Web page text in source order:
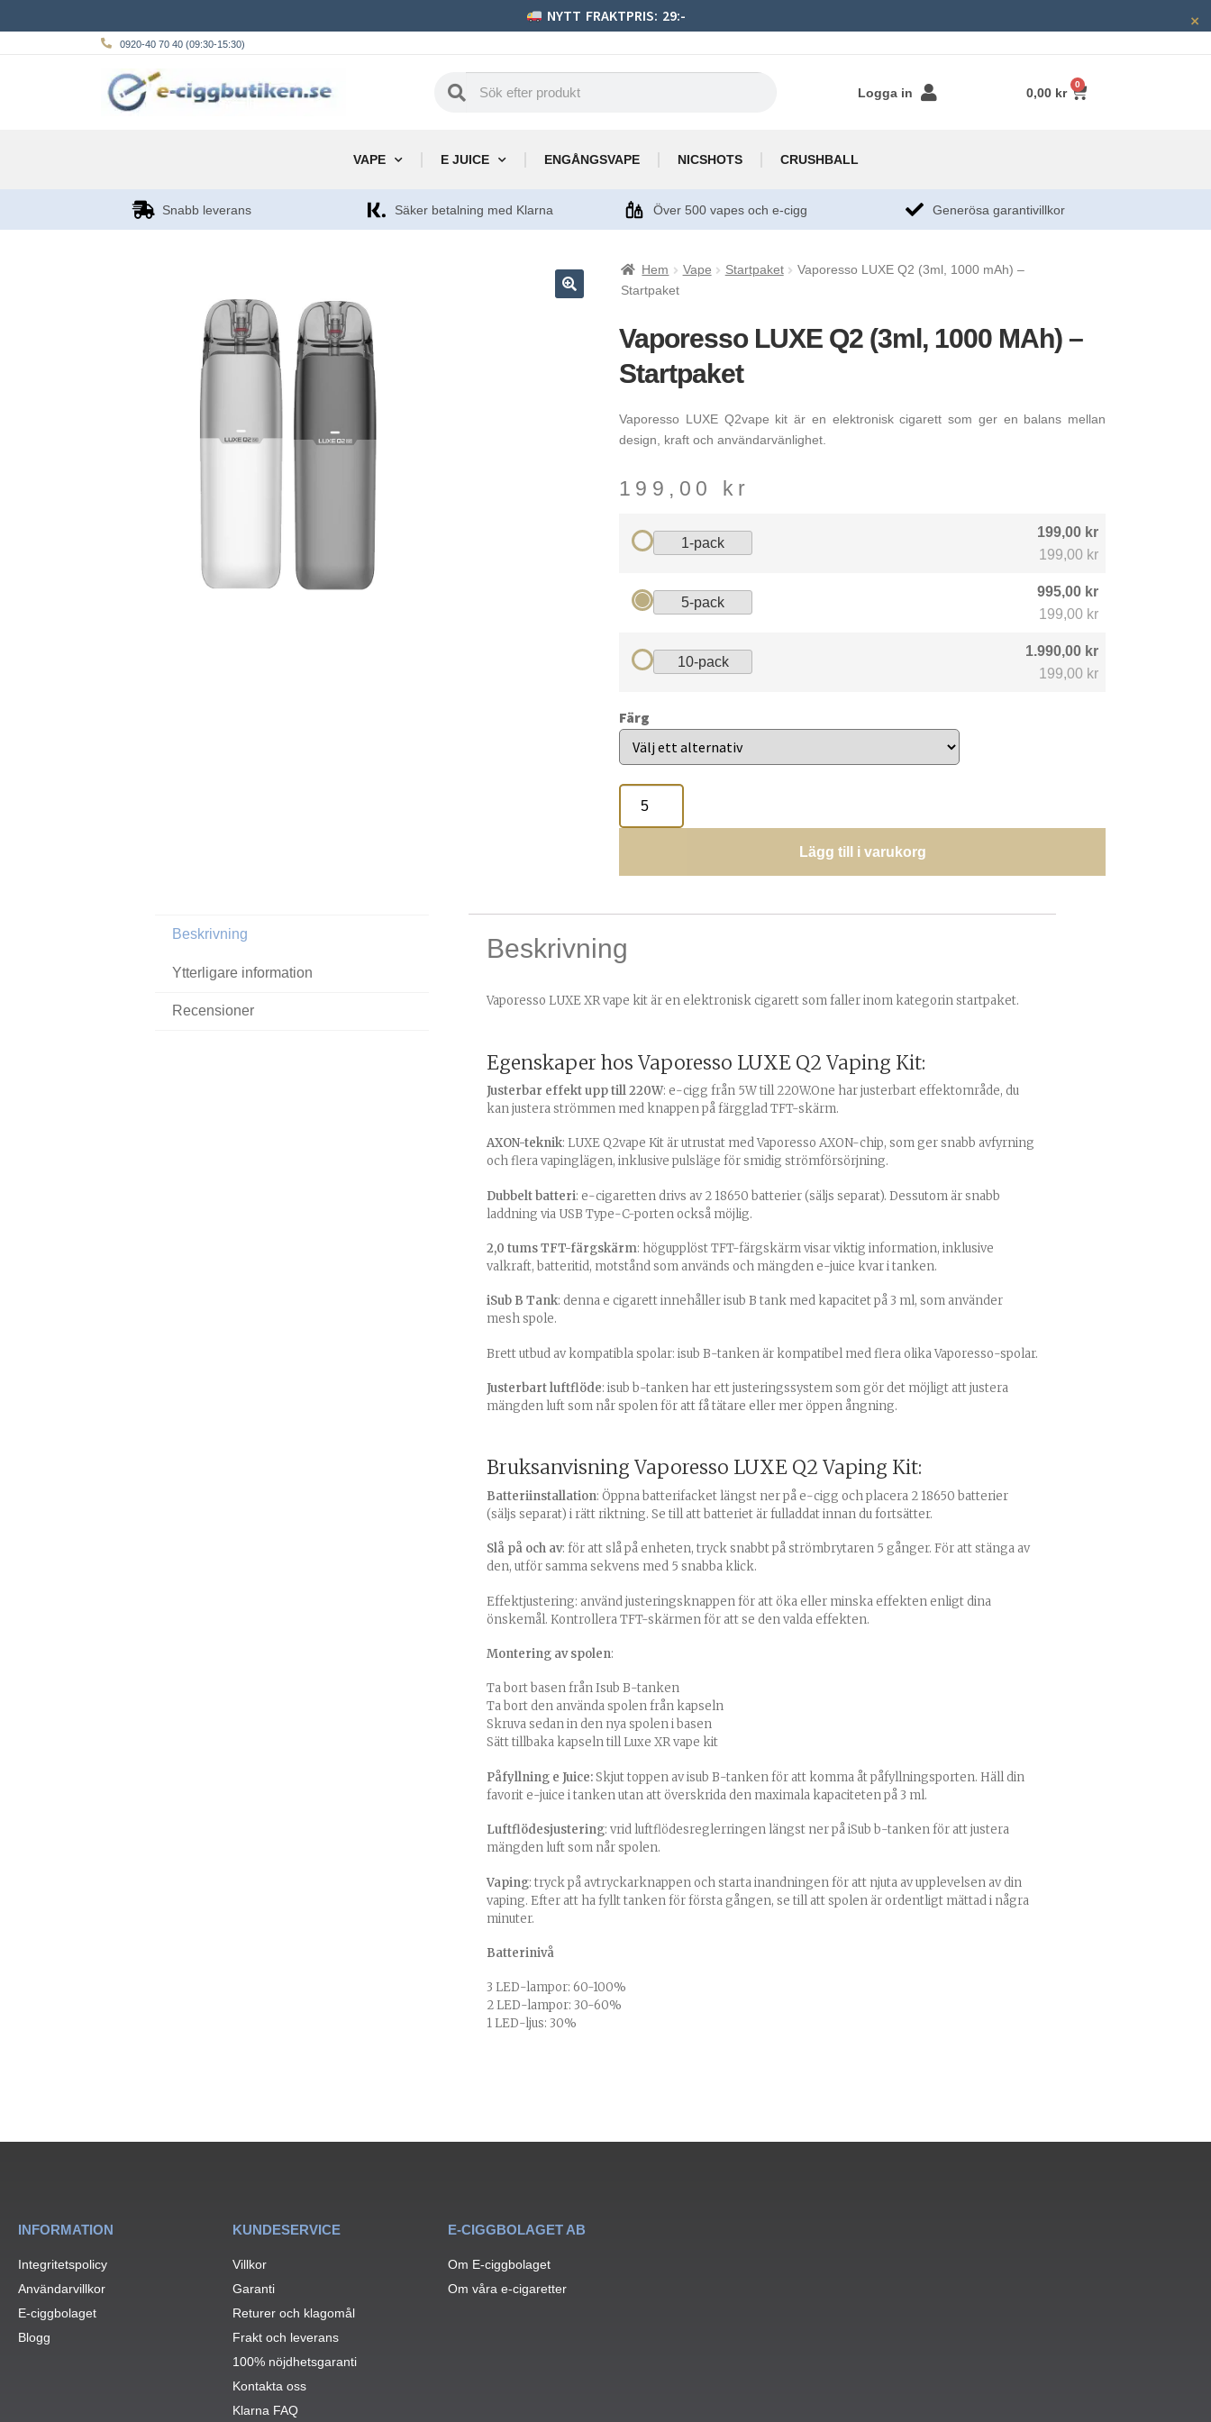
NYTT FRAKTPRIS: 29:- ×
0920-40 70 40 (09:30-15:30)
Logga in 0,00 kr
0
VAPE E JUICE ENGÅNGSVAPE NICSHOTS CRUSHBALL
Snabb leverans Säker betalning med Klarna Över 500 vapes och e-cigg Generösa garantivillkor​
Hem Vape Startpaket
Vaporesso LUXE Q2 (3ml, 1000 mAh) –
Startpaket
Vaporesso LUXE Q2 (3ml, 1000 MAh) –
Startpaket
Vaporesso LUXE Q2vape kit är en elektronisk cigarett som ger en balans mellan
design, kraft och användarvänlighet.
199,00 kr
1-pack
199,00 kr
199,00 kr
5-pack
995,00 kr
199,00 kr
10-pack
1.990,00 kr
199,00 kr
Färg
Lägg till i varukorg
Beskrivning
Ytterligare information
Recensioner
Beskrivning
Vaporesso LUXE XR vape kit är en elektronisk cigarett som faller inom kategorin startpaket.
Egenskaper hos Vaporesso LUXE Q2 Vaping Kit:
Justerbar effekt upp till 220W: e-cigg från 5W till 220W.One har justerbart effektområde, du
kan justera strömmen med knappen på färgglad TFT-skärm.
AXON-teknik: LUXE Q2vape Kit är utrustat med Vaporesso AXON-chip, som ger snabb avfyrning
och flera vapinglägen, inklusive pulsläge för smidig strömförsörjning.
Dubbelt batteri: e-cigaretten drivs av 2 18650 batterier (säljs separat). Dessutom är snabb
laddning via USB Type-C-porten också möjlig.
2,0 tums TFT-färgskärm: högupplöst TFT-färgskärm visar viktig information, inklusive
valkraft, batteritid, motstånd som används och mängden e-juice kvar i tanken.
iSub B Tank: denna e cigarett innehåller isub B tank med kapacitet på 3 ml, som använder
mesh spole.
Brett utbud av kompatibla spolar: isub B-tanken är kompatibel med flera olika Vaporesso-spolar.
Justerbart luftflöde: isub b-tanken har ett justeringssystem som gör det möjligt att justera
mängden luft som når spolen för att få tätare eller mer öppen ångning.
Bruksanvisning Vaporesso LUXE Q2 Vaping Kit:
Batteriinstallation: Öppna batterifacket längst ner på e-cigg och placera 2 18650 batterier
(säljs separat) i rätt riktning. Se till att batteriet är fulladdat innan du fortsätter.
Slå på och av: för att slå på enheten, tryck snabbt på strömbrytaren 5 gånger. För att stänga av
den, utför samma sekvens med 5 snabba klick.
Effektjustering: använd justeringsknappen för att öka eller minska effekten enligt dina
önskemål. Kontrollera TFT-skärmen för att se den valda effekten.
Montering av spolen:
Ta bort basen från Isub B-tanken
Ta bort den använda spolen från kapseln
Skruva sedan in den nya spolen i basen
Sätt tillbaka kapseln till Luxe XR vape kit
Påfyllning e Juice:Skjut toppen av isub B-tanken för att komma åt påfyllningsporten. Häll din
favorit e-juice i tanken utan att överskrida den maximala kapaciteten på 3 ml.
Luftflödesjustering: vrid luftflödesreglerringen längst ner på iSub b-tanken för att justera
mängden luft som når spolen.
Vaping: tryck på avtryckarknappen och starta inandningen för att njuta av upplevelsen av din
vaping. Efter att ha fyllt tanken för första gången, se till att spolen är ordentligt mättad i några
minuter.
Batterinivå
3 LED-lampor: 60-100%
2 LED-lampor: 30-60%
1 LED-ljus: 30%
INFORMATION
Integritetspolicy
Användarvillkor
E-ciggbolaget
Blogg
KUNDESERVICE
Villkor
Garanti
Returer och klagomål
Frakt och leverans
100% nöjdhetsgaranti
Kontakta oss
Klarna FAQ
E-CIGGBOLAGET AB
Om E-ciggbolaget
Om våra e-cigaretter